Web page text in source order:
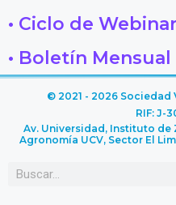
• Ciclo de
• Boletín Mensual
© 2021 - 2026
RIF: J-
Av. Universidad, Instituto
Agronomía UCV, Sector El